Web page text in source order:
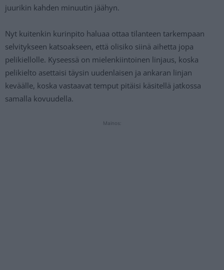
juurikin kahden minuutin jäähyn.
Nyt kuitenkin kurinpito haluaa ottaa tilanteen tarkempaan
selvitykseen katsoakseen, että olisiko siinä aihetta jopa
pelikiellolle. Kyseessä on mielenkiintoinen linjaus, koska
pelikielto asettaisi täysin uudenlaisen ja ankaran linjan
keväälle, koska vastaavat temput pitäisi käsitellä jatkossa
samalla kovuudella.
Mainos: